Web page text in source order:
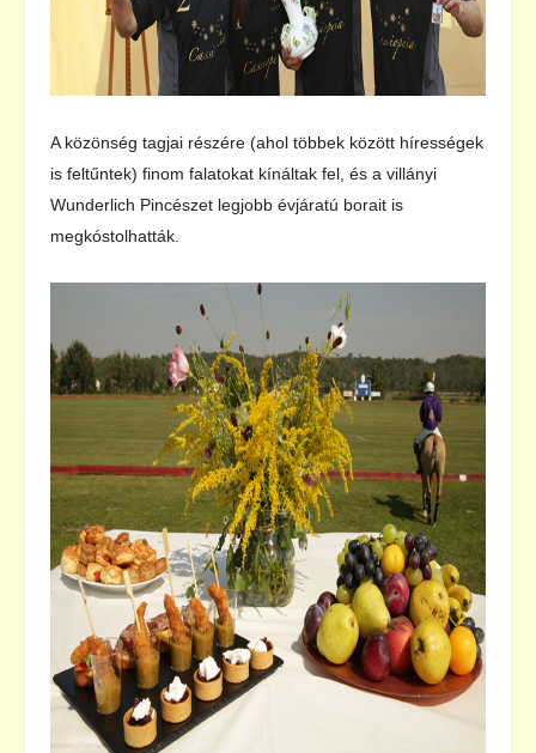
A közönség tagjai részére (ahol többek között hírességek
is feltűntek) finom falatokat kínáltak fel, és a villányi
Wunderlich Pincészet legjobb évjáratú borait is
megkóstolhatták.